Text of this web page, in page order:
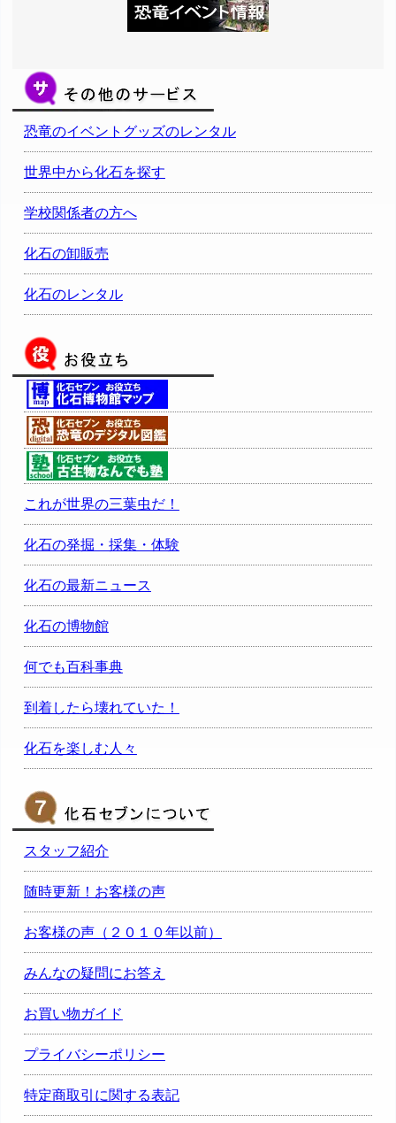
恐竜のイベントグッズのレンタル
世界中から化石を探す
学校関係者の方へ
化石の卸販売
化石のレンタル
これが世界の三葉虫だ！
化石の発掘・採集・体験
化石の最新ニュース
化石の博物館
何でも百科事典
到着したら壊れていた！
化石を楽しむ人々
スタッフ紹介
随時更新！お客様の声
お客様の声（２０１０年以前）
みんなの疑問にお答え
お買い物ガイド
プライバシーポリシー
特定商取引に関する表記